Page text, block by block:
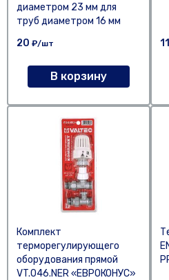
диаметром 23 мм для
труб диаметром 16 мм
20 ₽/шт
В корзину
Комплект
терморегулирующего
оборудования прямой
VT.046.NER «ЕВРОКОНУС»